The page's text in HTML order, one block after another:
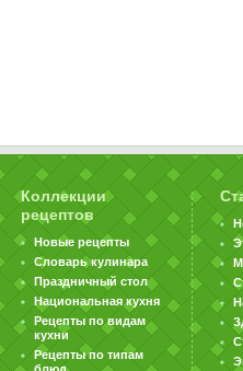
Коллекции
рецептов
Новые рецепты
Словарь кулинара
Праздничный стол
Национальная кухня
Рецепты по видам
кухни
Рецепты по типам